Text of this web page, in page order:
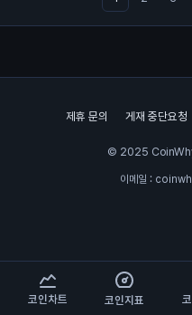
코인차트 코인지표
제휴 문의 게재 중단요청
© 2025
이메일 :